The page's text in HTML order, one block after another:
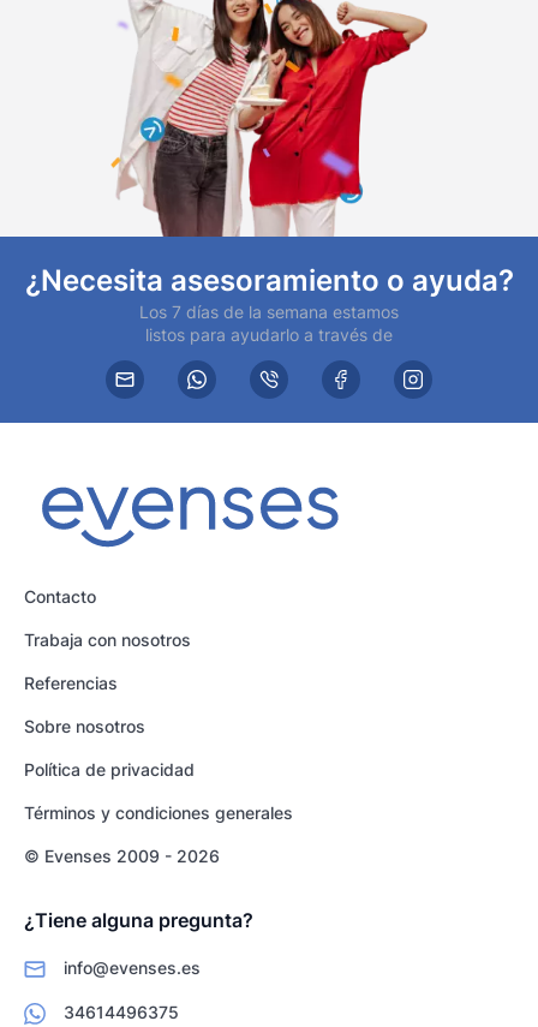
¿Necesita asesoramiento o ayuda?
Los 7 días de la semana estamos
listos para ayudarlo a través de
Contacto
Trabaja con nosotros
Referencias
Sobre nosotros
Política de privacidad
Términos y condiciones generales
© Evenses 2009 - 2026
¿Tiene alguna pregunta?
info@evenses.es
34614496375